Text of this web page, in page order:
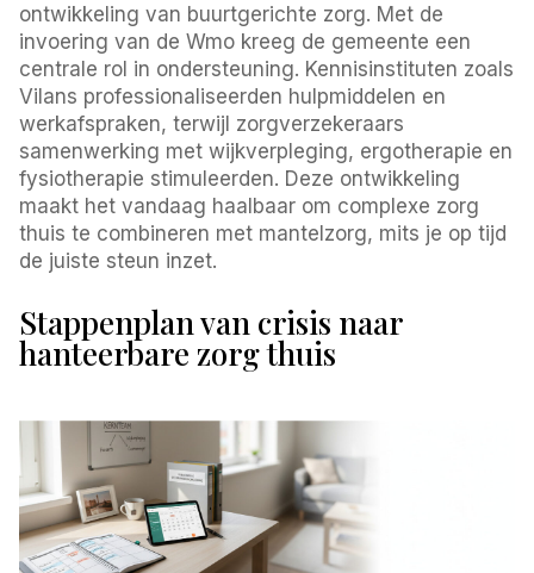
ontwikkeling van buurtgerichte zorg. Met de
invoering van de Wmo kreeg de gemeente een
centrale rol in ondersteuning. Kennisinstituten zoals
Vilans professionaliseerden hulpmiddelen en
werkafspraken, terwijl zorgverzekeraars
samenwerking met wijkverpleging, ergotherapie en
fysiotherapie stimuleerden. Deze ontwikkeling
maakt het vandaag haalbaar om complexe zorg
thuis te combineren met mantelzorg, mits je op tijd
de juiste steun inzet.
Stappenplan van crisis naar
hanteerbare zorg thuis